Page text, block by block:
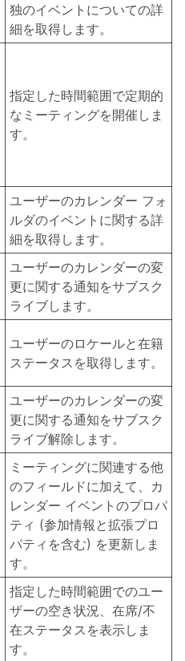
独のイベントについての詳
細を取得します。
指定した時間範囲で定期的
なミーティングを開催しま
す。
ユーザーのカレンダー フォ
ルダのイベントに関する詳
細を取得します。
ユーザーのカレンダーの変
更に関する通知をサブスク
ライブします。
ユーザーのロケールと在籍
ステータスを取得します。
ユーザーのカレンダーの変
更に関する通知をサブスク
ライブ解除します。
ミーティングに関連する他
のフィールドに加えて、カ
レンダー イベントのプロパ
ティ (参加情報と拡張プロ
パティを含む) を更新しま
す。
指定した時間範囲でのユー
ザーの空き状況、在席/不
在ステータスを表示しま
す。